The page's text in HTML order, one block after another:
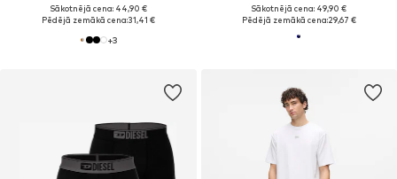
Sākotnējā cena: 44,90 €
Pēdējā zemākā cena:31,41 €
+3
Sākotnējā cena: 49,90 €
Pēdējā zemākā cena:29,67 €